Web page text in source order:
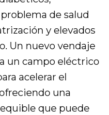
de salud
y elevados
Un nuevo vendaje
un campo eléctrico
acelerar el
una
que puede